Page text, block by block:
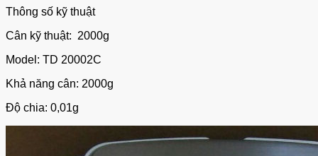
Thông số kỹ thuật
Cân kỹ thuật: 2000g
Model: TD 20002C
Khả năng cân: 2000g
Độ chia: 0,01g